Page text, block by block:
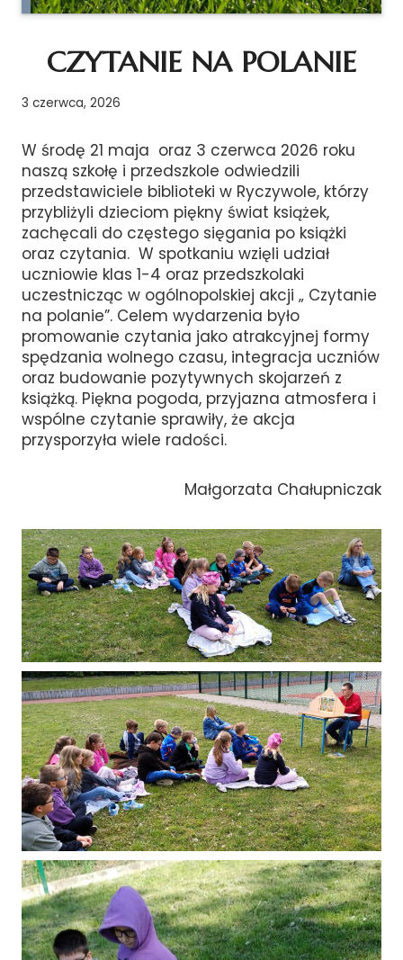
CZYTANIE NA POLANIE
3 czerwca, 2026
W środę 21 maja oraz 3 czerwca 2026 roku
naszą szkołę i przedszkole odwiedzili
przedstawiciele biblioteki w Ryczywole, którzy
przybliżyli dzieciom piękny świat książek,
zachęcali do częstego sięgania po książki
oraz czytania. W spotkaniu wzięli udział
uczniowie klas 1-4 oraz przedszkolaki
uczestnicząc w ogólnopolskiej akcji „ Czytanie
na polanie”. Celem wydarzenia było
promowanie czytania jako atrakcyjnej formy
spędzania wolnego czasu, integracja uczniów
oraz budowanie pozytywnych skojarzeń z
książką. Piękna pogoda, przyjazna atmosfera i
wspólne czytanie sprawiły, że akcja
przysporzyła wiele radości.
Małgorzata Chałupniczak